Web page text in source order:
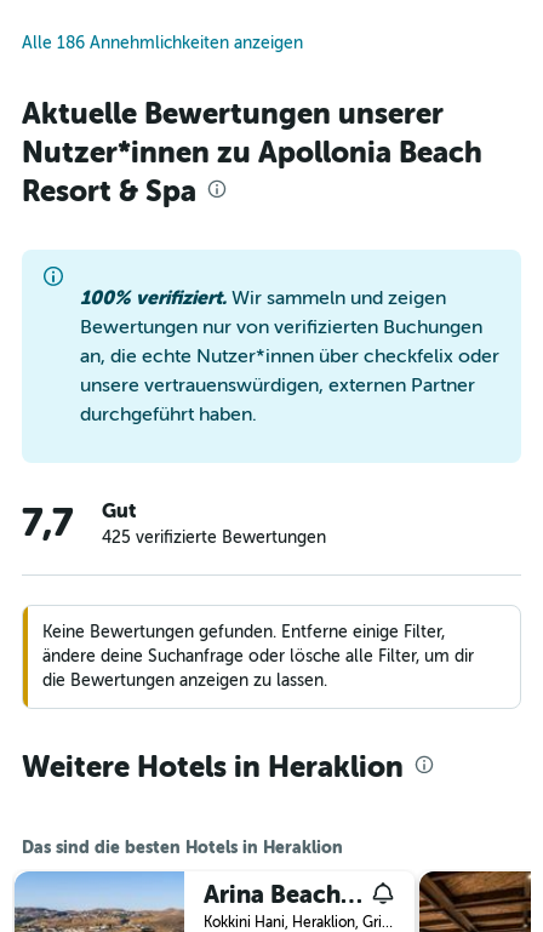
Alle 186 Annehmlichkeiten anzeigen
Aktuelle Bewertungen unserer
Nutzer*innen zu Apollonia Beach
Resort & Spa
100% verifiziert. Wir sammeln und zeigen
Bewertungen nur von verifizierten Buchungen
an, die echte Nutzer*innen über checkfelix oder
unsere vertrauenswürdigen, externen Partner
durchgeführt haben.
7,7 Gut
425 verifizierte Bewertungen
Keine Bewertungen gefunden. Entferne einige Filter,
ändere deine Suchanfrage oder lösche alle Filter, um dir
die Bewertungen anzeigen zu lassen.
Weitere Hotels in Heraklion
Das sind die besten Hotels in Heraklion
Arina Beach Resort
Kokkini Hani, Heraklion, Griechenland